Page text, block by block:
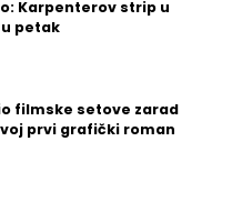
Karpenterov strip u
petak
filmske setove zarad
prvi grafički roman